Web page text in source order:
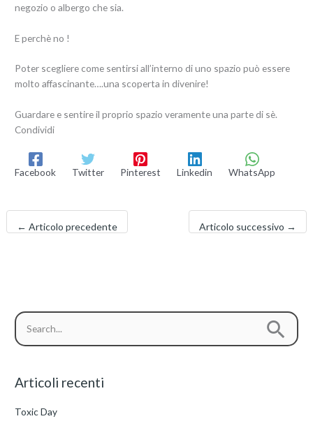
negozio o albergo che sia.
E perchè no !
Poter scegliere come sentirsi all’interno di uno spazio può essere
molto affascinante….una scoperta in divenire!
Guardare e sentire il proprio spazio veramente una parte di sè.
Condividi
Facebook Twitter Pinterest Linkedin WhatsApp
← Articolo precedente Articolo successivo →
c
a
Articoli recenti
Toxic Day
C
a
e
o